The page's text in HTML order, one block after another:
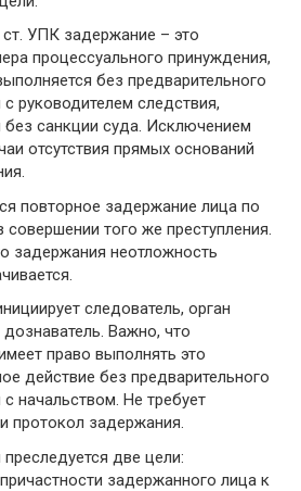
УПК задержание – это
процессуального принуждения,
без предварительного
с руководителем следствия,
без санкции суда. Исключением
отсутствия прямых оснований
повторное задержание лица по
того же преступления.
задержания неотложность
следователь, орган
Важно, что
право выполнять это
действие без предварительного
с начальством. Не требует
протокол задержания.
две цели:
задержанного лица к